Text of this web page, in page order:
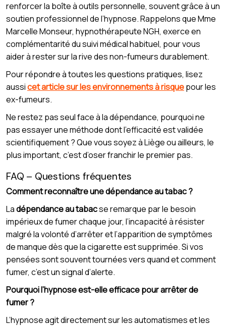
renforcer la boîte à outils personnelle, souvent grâce à un
soutien professionnel de l’hypnose. Rappelons que Mme
Marcelle Monseur, hypnothérapeute NGH, exerce en
complémentarité du suivi médical habituel, pour vous
aider à rester sur la rive des non-fumeurs durablement.
Pour répondre à toutes les questions pratiques, lisez
aussicet article sur les environnements à risquepour les
ex-fumeurs.
Ne restez pas seul face à la dépendance, pourquoi ne
pas essayer une méthode dont l’efficacité est validée
scientifiquement ? Que vous soyez à Liège ou ailleurs, le
plus important, c’est d’oser franchir le premier pas.
FAQ – Questions fréquentes
Comment reconnaître une dépendance au tabac ?
Ladépendance au tabacse remarque par le besoin
impérieux de fumer chaque jour, l’incapacité à résister
malgré la volonté d’arrêter et l’apparition de symptômes
de manque dès que la cigarette est supprimée. Si vos
pensées sont souvent tournées vers quand et comment
fumer, c’est un signal d’alerte.
Pourquoi l’hypnose est-elle efficace pour arrêter de
fumer ?
L’hypnose agit directement sur les automatismes et les